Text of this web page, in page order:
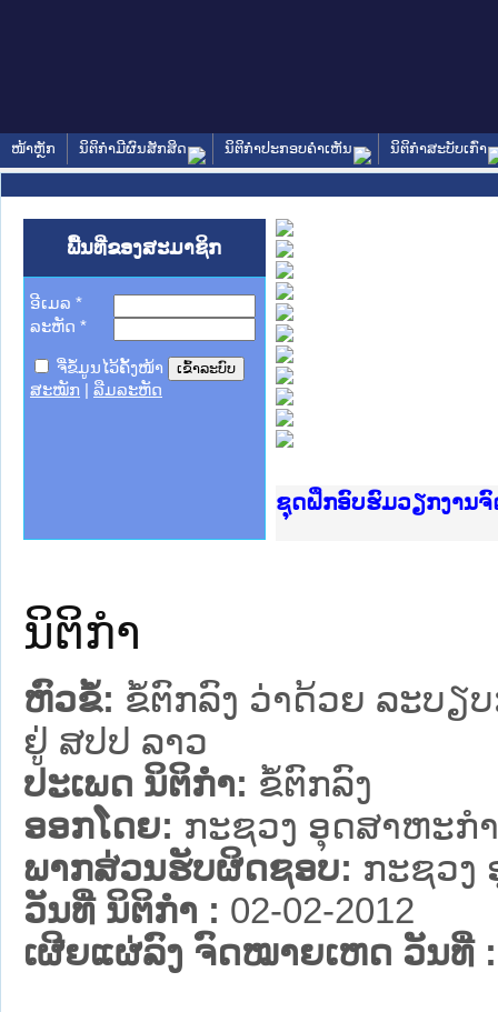
ໜ້າຫຼັກ ນິຕິກໍາມີຜົນສັກສິດ ນິຕິກໍາປະກອບຄໍາເຫັນ ນິຕິກໍາສະບັບເກົ່າ
ພື້ນທີ່ຂອງສະມາຊິກ
ອີເມລ *
ລະຫັດ *
ຈື່ຂໍ້ມູນໄວ້ຄັ້ງໜ້າ
ສະໝັກ
ລືມລະຫັດ
Ministry of Justice
ເຜີຍແຜ່ວັບໄຊຈົດໝາຍ
ກະຊວງຍຸຕິທຳ
ຊຸດຝຶກອົບຮົມວຽກງານ
ກອງປະຊຸມທົບທວນຄືນ
ຝຶກອົບຮົມ ຜູ່ປະສານງາ
ຝຶກອົບຮົມ ຜູ່ປະສານງາ
ເຜີຍແຜ່ແອັບກົດໝາຍລ
ເຜີຍແຜ່ແອັບກົດໝາຍລ
ຍົກລະດັບວຽກງານຈົດ
ຊຸດຝຶກອົບຮົມວຽກງານ
ນິຕິກໍາ
ຫົວຂໍ້: ຂໍ້ຕົກລົງ ວ່າດ້ວຍ ລະບຽ
ຢູ່ ສປປ ລາວ
ປະເພດ ນິຕິກໍາ: ຂໍ້ຕົກລົງ
ອອກໂດຍ: ກະຊວງ ອຸດສາຫະກ
ພາກສ່ວນຮັບຜິດຊອບ: ກະຊວງ
ວັນທີ່ ນິຕິກໍາ : 02-02-2012
ເຜີຍແຜ່ລົງ ຈົດໝາຍເຫດ ວັນທີ່ :